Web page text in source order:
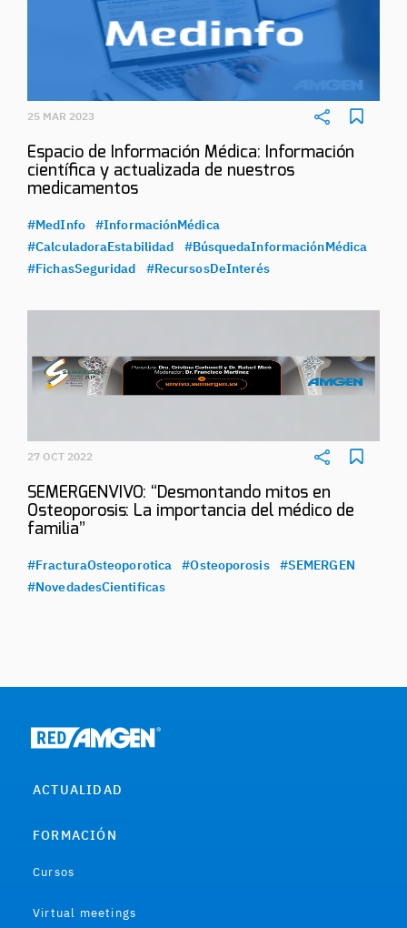
25 MAR 2023
Espacio de Información Médica: Información
científica y actualizada de nuestros
medicamentos
#MedInfo
#InformaciónMédica
#CalculadoraEstabilidad
#BúsquedaInformaciónMédica
#FichasSeguridad
#RecursosDeInterés
27 OCT 2022
SEMERGENVIVO: “Desmontando mitos en
Osteoporosis: La importancia del médico de
familia”
#FracturaOsteoporotica #Osteoporosis
#SEMERGEN
#NovedadesCientificas
ACTUALIDAD
FORMACIÓN
Cursos
Virtual meetings